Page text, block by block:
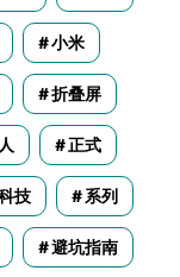
小米
折叠屏
正式
技 系列
避坑指南